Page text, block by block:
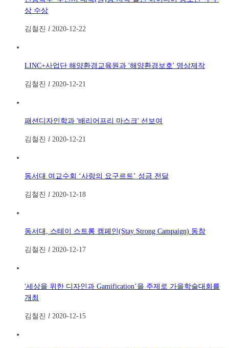
상 수상
김철진 l 2020-12-22
LINC+사업단 해양환경교육원과 '해양환경보호' 영상제작
김철진 l 2020-12-21
패션디자인학과 '배리어프리 마스크' 선보여
김철진 l 2020-12-21
동서대 여교수회 ‘사랑의 요구르트’ 성금 전달
김철진 l 2020-12-18
동서대, 스테이 스트롱 캠페인(Stay Strong Campaign) 동참
김철진 l 2020-12-17
'세상을 위한 디자인과 Gamification’을 주제로 가을학술대회를
개최
김철진 l 2020-12-15